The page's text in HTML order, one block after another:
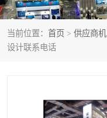
当前位置： 首页 > 供应商机
设计联系电话
展会装修设计
活动策划